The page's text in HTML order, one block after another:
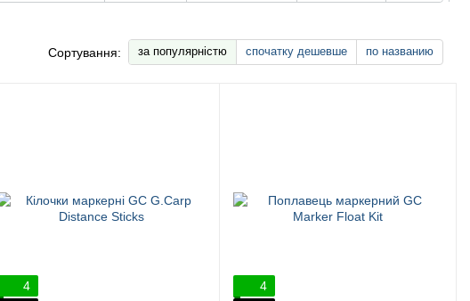
Сортування: за популярністю спочатку дешевше по названию
4
4